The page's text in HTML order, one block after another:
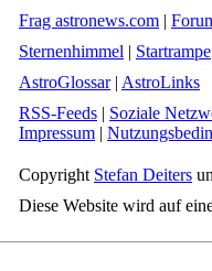
Frag astronews.com |
Sternenhimmel | Startrampe
AstroGlossar| AstroLinks
RSS-Feeds | Soziale
Impressum |
Copyright Stefan Deiters
Diese Website wird auf